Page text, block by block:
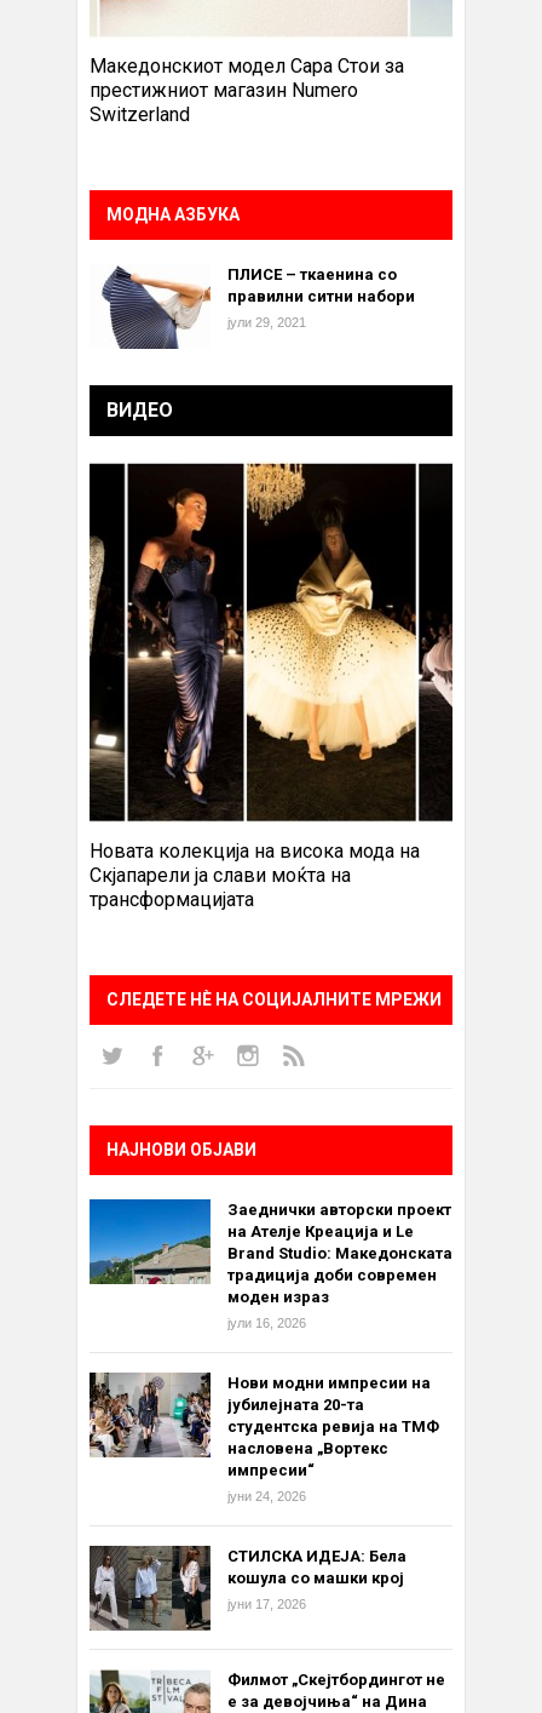
Македонскиот модел Сара Стои за
престижниот магазин Numero
Switzerland
МОДНА АЗБУКА
ПЛИСЕ – ткаенина со
правилни ситни набори
јули 29, 2021
ВИДЕО
Новата колекција на висока мода на
Скјапарели ја слави моќта на
трансформацијата
СЛЕДЕТЕ НÈ НА СОЦИЈАЛНИТЕ МРЕЖИ
НАЈНОВИ ОБЈАВИ
Заеднички авторски проект
на Ателје Креација и Le
Brand Studio: Македонската
традиција доби современ
моден израз
јули 16, 2026
Нови модни импресии на
јубилејната 20-та
студентска ревија на ТМФ
насловена „Вортекс
импресии“
јуни 24, 2026
СТИЛСКА ИДЕЈА: Бела
кошула со машки крој
јуни 17, 2026
Филмот „Скејтбордингот не
е за девојчиња“ на Дина